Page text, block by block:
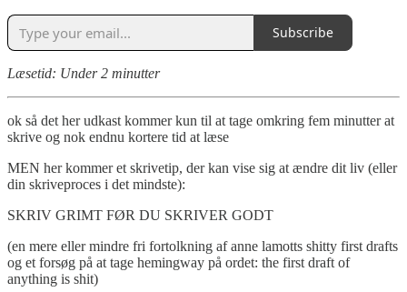
Subscribe
Læsetid: Under 2 minutter
ok så det her udkast kommer kun til at tage omkring fem minutter at
skrive og nok endnu kortere tid at læse
MEN her kommer et skrivetip, der kan vise sig at ændre dit liv (eller
din skriveproces i det mindste):
SKRIV GRIMT FØR DU SKRIVER GODT
(en mere eller mindre fri fortolkning af anne lamotts shitty first drafts
og et forsøg på at tage hemingway på ordet: the first draft of
anything is shit)